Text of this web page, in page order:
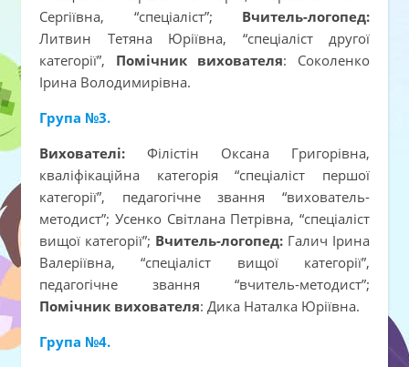
Сергіївна, “спеціаліст”; Вчитель-логопед:
Литвин Тетяна Юріївна, “спеціаліст другої
категорії”, Помічник вихователя: Соколенко
Ірина Володимирівна.
Група №3.
Вихователі: Філістін Оксана Григорівна,
кваліфікаційна категорія “спеціаліст першої
категорії”, педагогічне звання “вихователь-
методист”; Усенко Світлана Петрівна, “спеціаліст
вищої категорії”; Вчитель-логопед: Галич Ірина
Валеріївна, “спеціаліст вищої категорії”,
педагогічне звання “вчитель-методист”;
Помічник вихователя: Дика Наталка Юріївна.
Група №4.